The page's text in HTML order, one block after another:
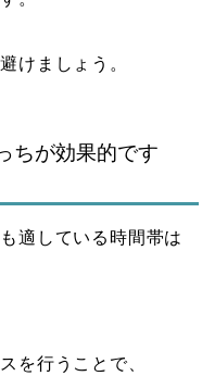
けましょう。
ちが効果的です
適している時間帯は
を行うことで、